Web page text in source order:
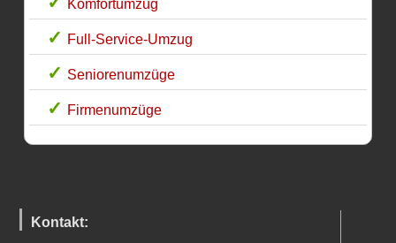
Komfortumzug
Full-Service-Umzug
Seniorenumzüge
Firmenumzüge
Kontakt: